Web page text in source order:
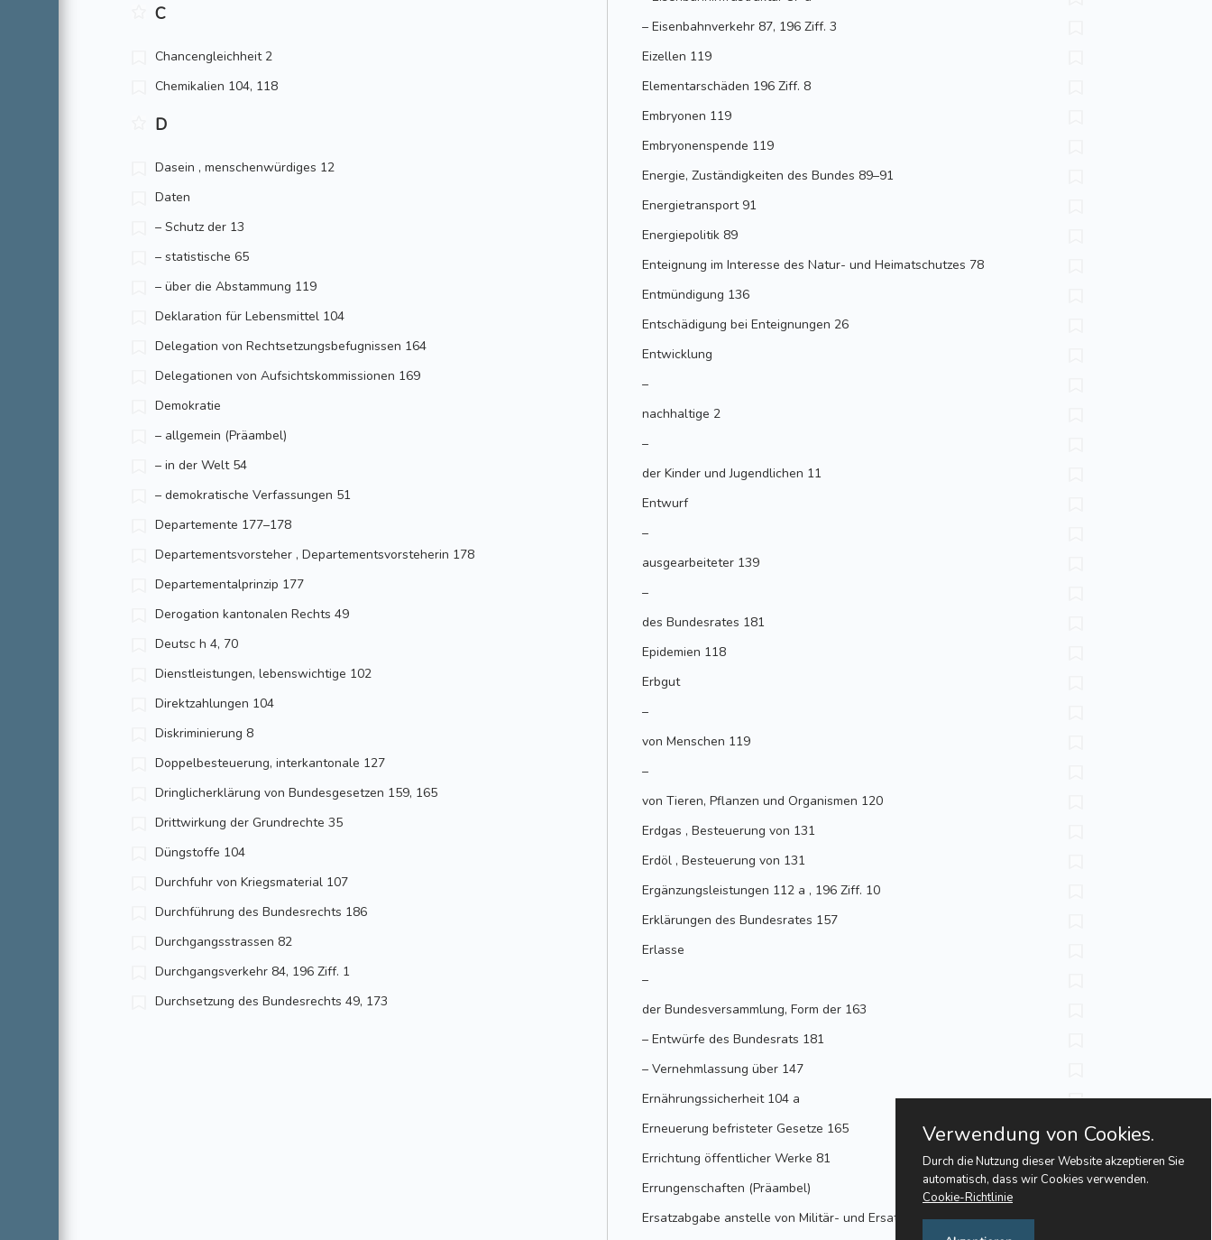
C
Chancengleichheit 2
Chemikalien 104, 118
D
Dasein , menschenwürdiges 12
Daten
– Schutz der 13
– statistische 65
– über die Abstammung 119
Deklaration für Lebensmittel 104
Delegation von Rechtsetzungsbefugnissen 164
Delegationen von Aufsichtskommissionen 169
Demokratie
– allgemein (Präambel)
– in der Welt 54
– demokratische Verfassungen 51
Departemente 177–178
Departementsvorsteher , Departements­vorsteherin 178
Departementalprinzip 177
Derogation kantonalen Rechts 49
Deutsc h 4, 70
Dienstleistungen, lebenswichtige 102
Direktzahlungen 104
Diskriminierung 8
Doppelbesteuerung, interkantonale 127
Dringlicherklärung von Bundesgesetzen 159, 165
Drittwirkung der Grundrechte 35
Düngstoffe 104
Durchfuhr von Kriegsmaterial 107
Durchführung des Bundesrechts 186
Durchgangsstrassen 82
Durchgangsverkehr 84, 196 Ziff. 1
Durchsetzung des Bundesrechts 49, 173
– Eisenbahnverkehr 87, 196 Ziff. 3
Eizellen 119
Elementarschäden 196 Ziff. 8
Embryonen 119
Embryonenspende 119
Energie, Zuständigkeiten des Bundes 89–91
Energietransport 91
Energiepolitik 89
Enteignung im Interesse des Natur- und Heimatschutzes 78
Entmündigung 136
Entschädigung bei Enteignungen 26
Entwicklung
–
nachhaltige 2
–
der Kinder und Jugendlichen 11
Entwurf
–
ausgearbeiteter 139
–
des Bundesrates 181
Epidemien 118
Erbgut
–
von Menschen 119
–
von Tieren, Pflanzen und Organismen 120
Erdgas , Besteuerung von 131
Erdöl , Besteuerung von 131
Ergänzungsleistungen 112 a , 196 Ziff. 10
Erklärungen des Bundesrates 157
Erlasse
–
der Bundesversammlung, Form der 163
– Entwürfe des Bundesrats 181
– Vernehmlassung über 147
Ernährungssicherheit 104 a
Erneuerung befristeter Gesetze 165
Errichtung öffentlicher Werke 81
Errungenschaften (Präambel)
Ersatzabgabe anstelle von Militär- und Ersatzdienst 59
Verwendung von Cookies.
Durch die Nutzung dieser Website akzeptieren Sie
automatisch, dass wir Cookies verwenden.
Cookie-Richtlinie